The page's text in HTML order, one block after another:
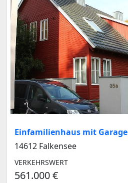
Einfamilienhaus mit Garage
14612 Falkensee
VERKEHRSWERT
561.000 €